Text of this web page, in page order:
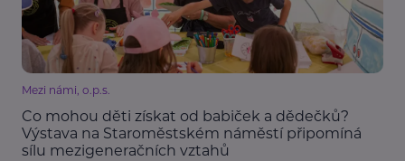
Mezi námi, o.p.s.
Co mohou děti získat od babiček a dědečků?
Výstava na Staroměstském náměstí připomíná
sílu mezigeneračních vztahů